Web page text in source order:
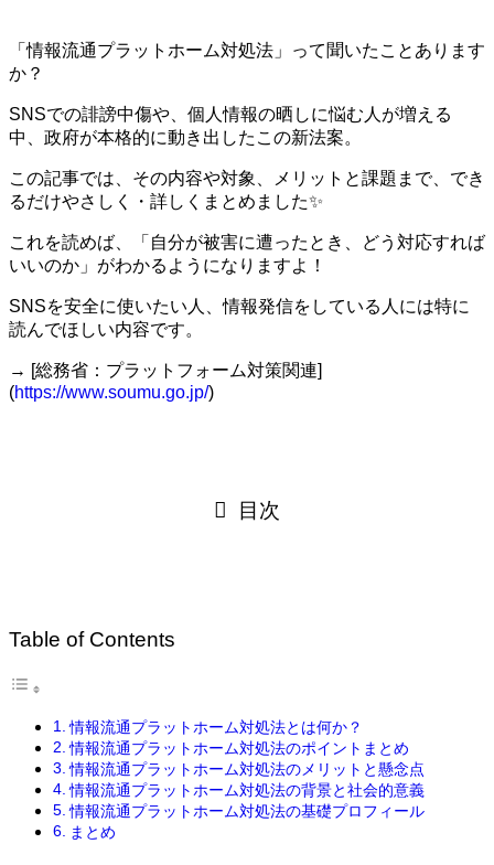
「情報流通プラットホーム対処法」って聞いたことあります
か？
SNSでの誹謗中傷や、個人情報の晒しに悩む人が増える
中、政府が本格的に動き出したこの新法案。
この記事では、その内容や対象、メリットと課題まで、でき
るだけやさしく・詳しくまとめました✨
これを読めば、「自分が被害に遭ったとき、どう対応すれば
いいのか」がわかるようになりますよ！
SNSを安全に使いたい人、情報発信をしている人には特に
読んでほしい内容です。
→ [総務省：プラットフォーム対策関連]
(https://www.soumu.go.jp/)
目次
Table of Contents
情報流通プラットホーム対処法とは何か？
情報流通プラットホーム対処法のポイントまとめ
情報流通プラットホーム対処法のメリットと懸念点
情報流通プラットホーム対処法の背景と社会的意義
情報流通プラットホーム対処法の基礎プロフィール
まとめ